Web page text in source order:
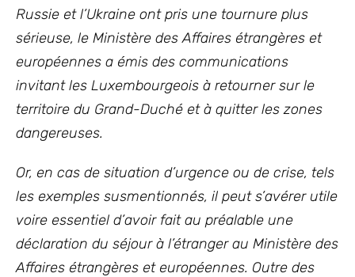
Russie et l’Ukraine ont pris une tournure plus
sérieuse, le Ministère des Affaires étrangères et
européennes a émis des communications
invitant les Luxembourgeois à retourner sur le
territoire du Grand-Duché et à quitter les zones
dangereuses.
Or, en cas de situation d’urgence ou de crise, tels
les exemples susmentionnés, il peut s’avérer utile
voire essentiel d’avoir fait au préalable une
déclaration du séjour à l’étranger au Ministère des
Affaires étrangères et européennes. Outre des